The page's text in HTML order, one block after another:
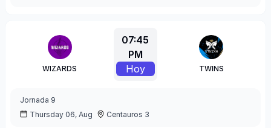
WIZARDS
07:45
PM
Hoy
TWINS
Jornada 9
Thursday 06, Aug
Centauros 3